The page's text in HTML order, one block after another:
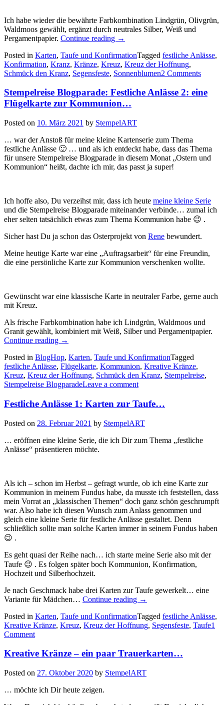
Ich habe wieder die bewährte Farbkombination Lindgrün, Olivgrün,
Waldmoos gewählt, ergänzt durch neutrales Silber, Weiß und
Pergamentpapier. Continue reading „Festliche
3:
Karten
zur
→
Posted in Karten, Taufe und KonfirmationTagged festliche Anlässe,
Konfirmation, Kranz, Kränze, Kreuz, Kreuz der Hoffnung,
Schmück den Kranz, Segensfeste, Sonnenblumen2 Comments
Stempelreise Blogparade: Festliche Anlässe 2: eine
Flügelkarte zur Kommunion…
Posted on 10. März 2021 by StempelART
… war der Anstoß für meine kleine Kartenserie zum Thema
festliche Anlässe 🙂 … und als ich entdeckt habe, dass das Thema
für unsere Stempelreise Blogparade in diesem Monat „Ostern und
Kommunion“ heißt, dachte ich mir, das passt ja super!
Ich hoffe also, Du verzeihst mir, dass ich heute meine kleine Serie
und die Stempelreise Blogparade miteinander verbinde… zumal ich
eher selten tatsächlich etwas zum Thema Kommunion habe 😉 .
Sicher hast Du ja schon das Osterprojekt von Rene bewundert.
Meine heutige Karte war eine „Auftragsarbeit“ für eine Freundin,
die eine persönliche Karte zur Kommunion verschenken wollte.
Gewünscht war eine klassische Karte in neutraler Farbe, gerne auch
mit Kreuz.
Als frische Farbkombination habe ich Lindgrün, Waldmoos und
Granit gewählt, kombiniert mit Weiß, Silber und Pergamentpapier.
Continue reading „Stempelreise
Festliche
Anlässe
2:
eine
zur
→
Posted in BlogHop, Karten, Taufe und KonfirmationTagged
festliche Anlässe, Flügelkarte, Kommunion, Kreative Kränze,
Kreuz, Kreuz der Hoffnung, Schmück den Kranz, Stempelreise,
Stempelreise BlogparadeLeave a comment
Festliche Anlässe 1: Karten zur Taufe…
Posted on 28. Februar 2021 by StempelART
… eröffnen eine kleine Serie, die ich Dir zum Thema „festliche
Anlässe“ präsentieren möchte.
Als ich – schon im Herbst – gefragt wurde, ob ich eine Karte zur
Kommunion in meinem Fundus habe, da musste ich feststellen, dass
mein Vorrat an „klassischen Themen“ doch ganz schön geschrumpft
war. Also habe ich diesen Wunsch zum Anlass genommen und
gleich eine kleine Serie für festliche Anlässe gestaltet. Denn
schließlich sollte man solche Karten immer in seinem Fundus haben
😉 .
Es geht quasi der Reihe nach… ich starte meine Serie also mit der
Taufe 😉 . Es folgen später boch Kommunion, Konfirmation,
Hochzeit und Silberhochzeit.
Je nach Geschmack habe drei Karten zur Taufe gewerkelt… eine
Variante für Mädchen… Continue reading „Festliche
1:
Karten
→
Posted in Karten, Taufe und KonfirmationTagged festliche Anlässe,
Kreative Kränze, Kreuz, Kreuz der Hoffnung, Segensfeste, Taufe1
Comment
Kreative Kränze – ein paar Trauerkarten…
Posted on 27. Oktober 2020 by StempelART
… möchte ich Dir heute zeigen.